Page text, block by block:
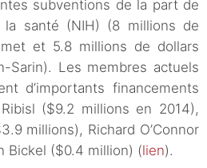
subventions de la part de
la santé (NIH) (8 millions de
et 5.8 millions de dollars
Sarin). Les membres actuels
d’importants financements
($9.2 millions en 2014),
millions), Richard O’Connor
Bickel ($0.4 million) (lien).